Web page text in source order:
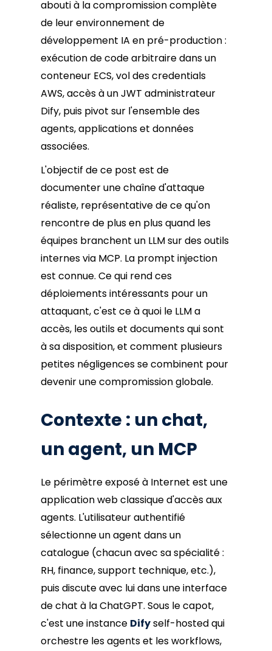
abouti à la compromission complète
de leur environnement de
développement IA en pré-production :
exécution de code arbitraire dans un
conteneur ECS, vol des credentials
AWS, accès à un JWT administrateur
Dify, puis pivot sur l'ensemble des
agents, applications et données
associées.
L'objectif de ce post est de
documenter une chaîne d'attaque
réaliste, représentative de ce qu'on
rencontre de plus en plus quand les
équipes branchent un LLM sur des outils
internes via MCP. La prompt injection
est connue. Ce qui rend ces
déploiements intéressants pour un
attaquant, c'est ce à quoi le LLM a
accès, les outils et documents qui sont
à sa disposition, et comment plusieurs
petites négligences se combinent pour
devenir une compromission globale.
Contexte : un chat,
un agent, un MCP
Le périmètre exposé à Internet est une
application web classique d'accès aux
agents. L'utilisateur authentifié
sélectionne un agent dans un
catalogue (chacun avec sa spécialité :
RH, finance, support technique, etc.),
puis discute avec lui dans une interface
de chat à la ChatGPT. Sous le capot,
c'est une instance Difyself-hosted qui
orchestre les agents et les workflows,